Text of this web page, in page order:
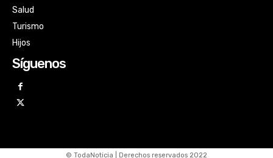
Salud
Turismo
Hijos
Síguenos
© TodaNoticia | Derechos reservados 2022